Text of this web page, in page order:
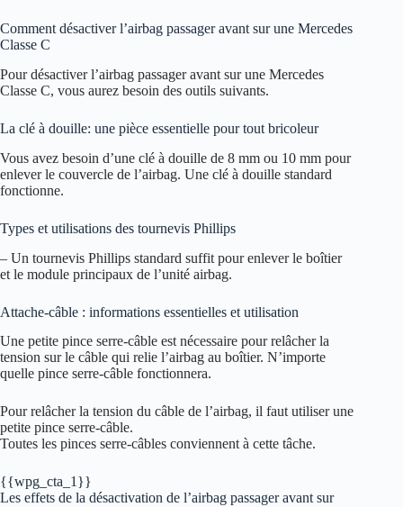
Comment désactiver l’airbag passager avant sur une Mercedes
Classe C
Pour désactiver l’airbag passager avant sur une Mercedes
Classe C, vous aurez besoin des outils suivants.
La clé à douille: une pièce essentielle pour tout bricoleur
Vous avez besoin d’une clé à douille de 8 mm ou 10 mm pour
enlever le couvercle de l’airbag. Une clé à douille standard
fonctionne.
Types et utilisations des tournevis Phillips
– Un tournevis Phillips standard suffit pour enlever le boîtier
et le module principaux de l’unité airbag.
Attache-câble : informations essentielles et utilisation
Une petite pince serre-câble est nécessaire pour relâcher la
tension sur le câble qui relie l’airbag au boîtier. N’importe
quelle pince serre-câble fonctionnera.
Pour relâcher la tension du câble de l’airbag, il faut utiliser une
petite pince serre-câble.
Toutes les pinces serre-câbles conviennent à cette tâche.
{{wpg_cta_1}}
Les effets de la désactivation de l’airbag passager avant sur